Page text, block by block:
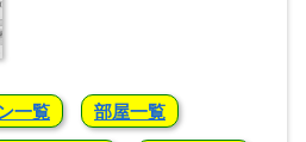
一覧 部屋一覧